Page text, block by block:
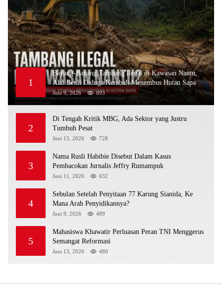
1
Bayang-Bayang Tambang Ilegal di Kawasan Nantu,
Alat Berat Diduga Kembali Menembus Hutan Sapa
Juni 9, 2026 893
2
Di Tengah Kritik MBG, Ada Sektor yang Justru
Tumbuh Pesat
Juni 15, 2026 728
3
Nama Rusli Habibie Disebut Dalam Kasus
Pembacokan Jurnalis Jeffry Rumampuk
Juni 11, 2026 632
4
Sebulan Setelah Penyitaan 77 Karung Sianida, Ke
Mana Arah Penyidikannya?
Juni 9, 2026 489
5
Mahasiswa Khawatir Perluasan Peran TNI Menggerus
Semangat Reformasi
Juni 13, 2026 480